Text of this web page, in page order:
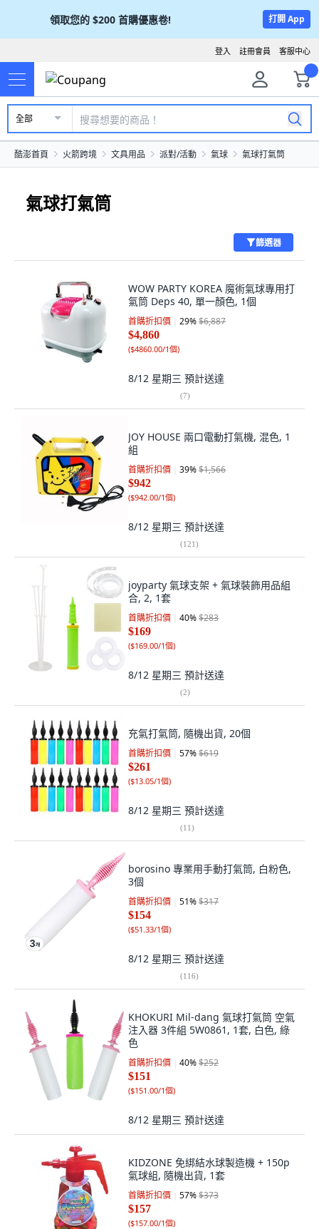
領取您的 $200 首購優惠卷! 打開 App
客服中心
註冊會員
登入
全部
酷澎首頁 火箭跨境 文具用品 派對/活動 氣球 氣球打氣筒
氣球打氣筒
篩選器
WOW PARTY KOREA 魔術氣球專用打
氣筒 Deps 40, 單一顏色, 1個
首購折扣價 29%$6,887
$4,860
($4860.00/1個)
8/12 星期三 預計送達
(7)
JOY HOUSE 兩口電動打氣機, 混色, 1
組
首購折扣價 39%$1,566
$942
($942.00/1個)
8/12 星期三 預計送達
(121)
joyparty 氣球支架 + 氣球裝飾用品組
合, 2, 1套
首購折扣價 40%$283
$169
($169.00/1個)
8/12 星期三 預計送達
(2)
充氣打氣筒, 隨機出貨, 20個
首購折扣價 57%$619
$261
($13.05/1個)
8/12 星期三 預計送達
(11)
borosino 專業用手動打氣筒, 白粉色,
3個
首購折扣價 51%$317
$154
($51.33/1個)
8/12 星期三 預計送達
(116)
KHOKURI Mil-dang 氣球打氣筒 空氣
注入器 3件組 5W0861, 1套, 白色, 綠
色
首購折扣價 40%$252
$151
($151.00/1個)
8/12 星期三 預計送達
KIDZONE 免綁結水球製造機 + 150p
氣球組, 隨機出貨, 1套
首購折扣價 57%$373
$157
($157.00/1個)